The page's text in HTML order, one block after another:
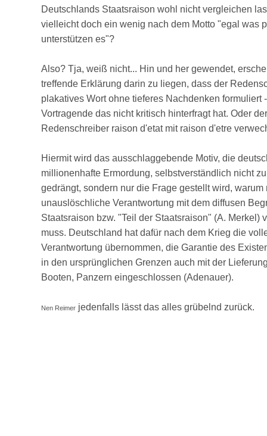
Deutschlands Staatsraison wohl nicht vergleichen
vielleicht doch ein wenig nach dem Motto "egal was
unterstützen es"?
Also? Tja, weiß nicht... Hin und her gewendet,
treffende Erklärung darin zu liegen, dass der
plakatives Wort ohne tieferes Nachdenken formuliert
Vortragende das nicht kritisch hinterfragt hat. Oder der
Redenschreiber raison d'etat mit raison d'etre
Hiermit wird das ausschlaggebende Motiv, die
millionenhafte Ermordung, selbstverständlich nicht
gedrängt, sondern nur die Frage gestellt wird, warum
unauslöschliche Verantwortung mit dem diffusen
Staatsraison bzw. "Teil der Staatsraison" (A. Merkel)
muss. Deutschland hat dafür nach dem Krieg die
Verantwortung übernommen, die Garantie des
in den ursprünglichen Grenzen auch mit der
Booten, Panzern eingeschlossen (Adenauer).
Nen Reimer jedenfalls lässt das alles grübelnd zurück.